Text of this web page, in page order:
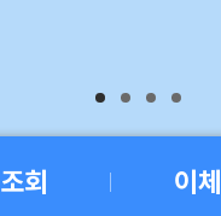
조회 이체